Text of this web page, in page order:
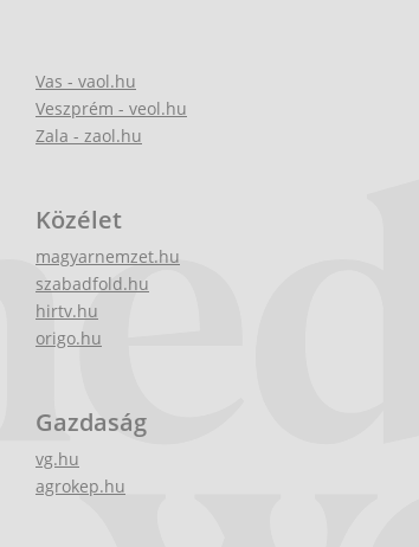
Vas - vaol.hu
Veszprém - veol.hu
Zala - zaol.hu
Közélet
magyarnemzet.hu
szabadfold.hu
hirtv.hu
origo.hu
Gazdaság
vg.hu
agrokep.hu